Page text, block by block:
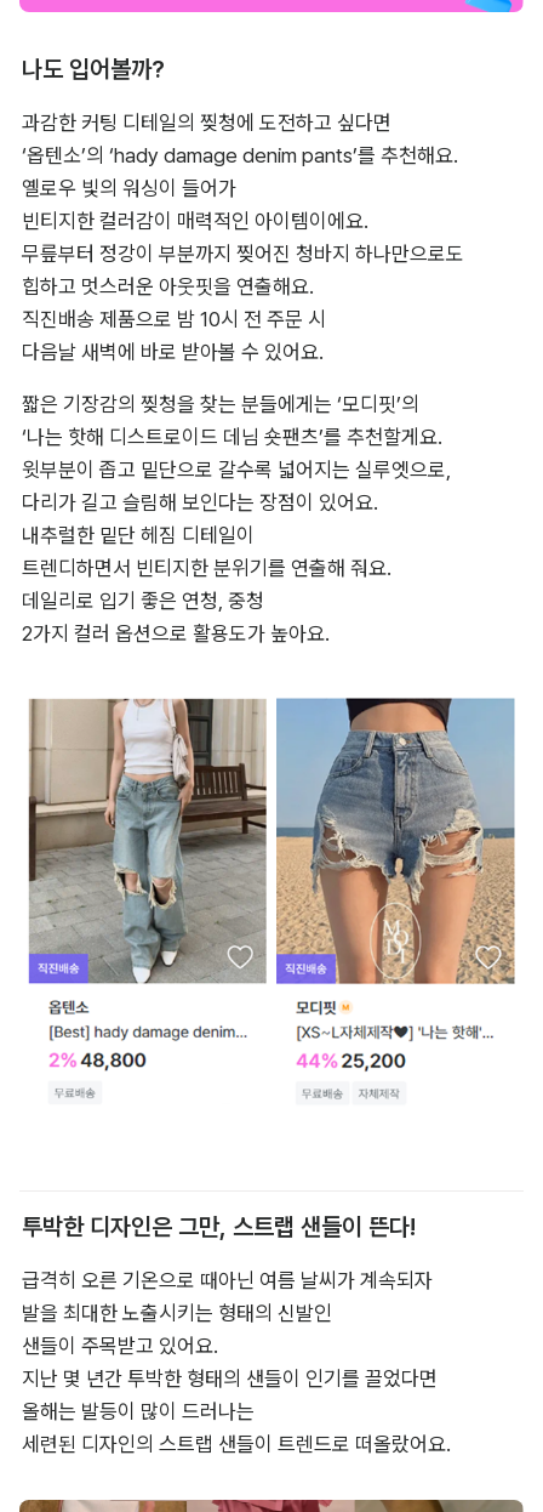
나도 입어볼까?
과감한 커팅 디테일의 찢청에 도전하고 싶다면
‘옵텐소’의 ‘hady damage denim pants’를 추천해요.
옐로우 빛의 워싱이 들어가
빈티지한 컬러감이 매력적인 아이템이에요.
무릎부터 정강이 부분까지 찢어진 청바지 하나만으로도
힙하고 멋스러운 아웃핏을 연출해요.
직진배송 제품으로 밤 10시 전 주문 시
다음날 새벽에 바로 받아볼 수 있어요.
짧은 기장감의 찢청을 찾는 분들에게는 ‘모디핏’의
‘나는 핫해 디스트로이드 데님 숏팬츠’를 추천할게요.
윗부분이 좁고 밑단으로 갈수록 넓어지는 실루엣으로,
다리가 길고 슬림해 보인다는 장점이 있어요.
내추럴한 밑단 헤짐 디테일이
트렌디하면서 빈티지한 분위기를 연출해 줘요.
데일리로 입기 좋은 연청, 중청
2가지 컬러 옵션으로 활용도가 높아요.
투박한 디자인은 그만, 스트랩 샌들이 뜬다!
급격히 오른 기온으로 때아닌 여름 날씨가 계속되자
발을 최대한 노출시키는 형태의 신발인
샌들이 주목받고 있어요.
지난 몇 년간 투박한 형태의 샌들이 인기를 끌었다면
올해는 발등이 많이 드러나는
세련된 디자인의 스트랩 샌들이 트렌드로 떠올랐어요.